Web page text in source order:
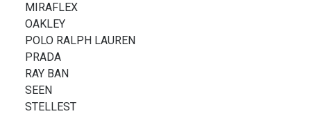
MIRAFLEX
OAKLEY
POLO RALPH LAUREN
PRADA
RAY BAN
SEEN
STELLEST